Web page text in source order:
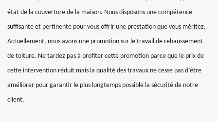
état de la couverture de la maison. Nous disposons une compétence
suffisante et pertinente pour vous offrir une prestation que vous méritez.
Actuellement, nous avons une promotion sur le travail de rehaussement
de toiture. Ne tardez pas à profiter cette promotion parce que le prix de
cette intervention réduit mais la qualité des travaux ne cesse pas d’être
améliorer pour garantir le plus longtemps possible la sécurité de notre
client.